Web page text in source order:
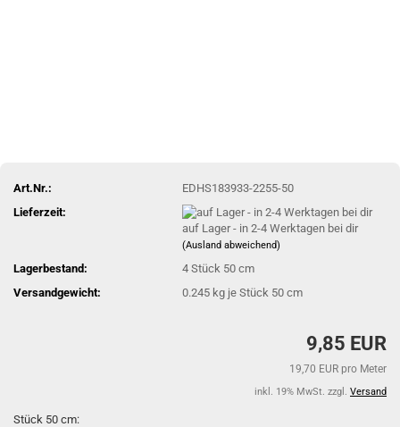
Art.Nr.:
EDHS183933-2255-50
Lieferzeit:
auf Lager - in 2-4 Werktagen bei dir
(Ausland abweichend)
Lagerbestand: 4Stück 50 cm
Versandgewicht:
0.245 kg je Stück 50 cm
9,85 EUR
19,70 EUR pro Meter
inkl. 19% MwSt. zzgl. Versand
Stück 50 cm: